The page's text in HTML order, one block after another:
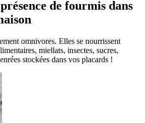
de fourmis dans
omnivores. Elles se nourrissent
miellats, insectes, sucres,
stockées dans vos placards !